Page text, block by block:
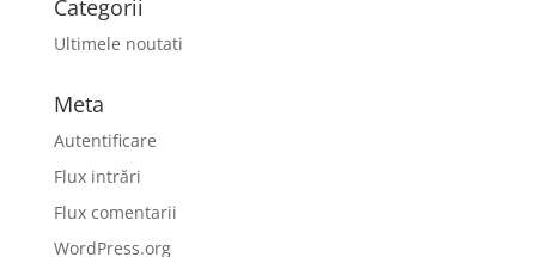
Categorii
Ultimele noutati
Meta
Autentificare
Flux intrări
Flux comentarii
WordPress.org